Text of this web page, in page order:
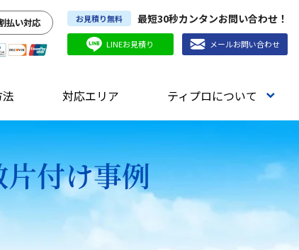
払い対応 お見積り無料 最短30秒カンタンお問い合わせ！
LINEお見積り メールお問い合わせ
対応エリア ティプロについて
付け事例